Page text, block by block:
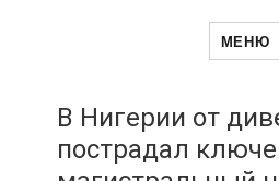
МЕНЮ
В Нигерии от
пострадал